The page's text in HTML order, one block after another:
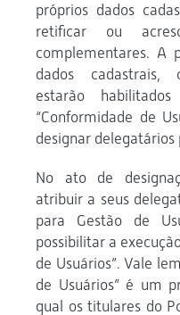
próprios dados
retificar ou
complementares. A
dados cadastrais,
estarão
“Conformidade de
designar delegatários
No ato de
atribuir a seus
para Gestão de
possibilitar a
de Usuários”. Vale
de Usuários” é um
qual os titulares do